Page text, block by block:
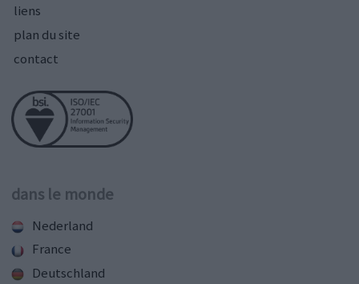
liens
plan du site
contact
dans le monde
Nederland
France
Deutschland